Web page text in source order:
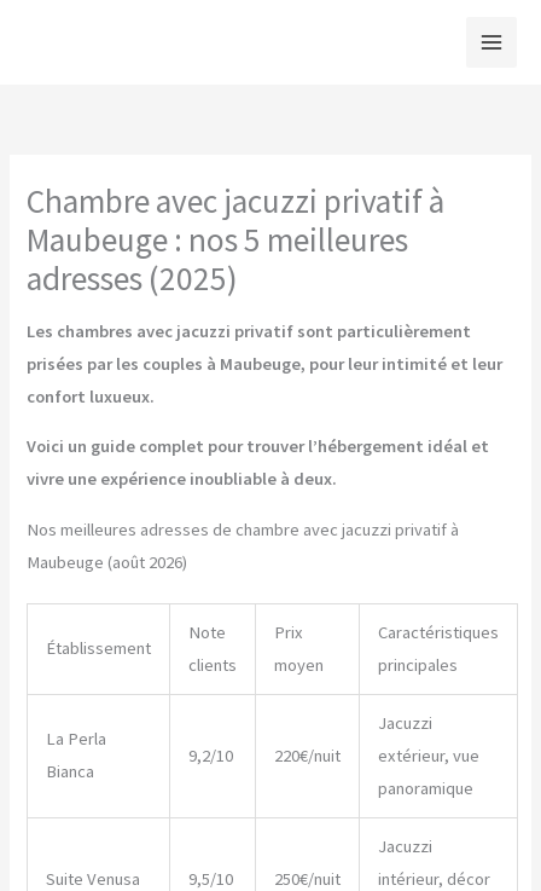
Chambre avec jacuzzi privatif à
Maubeuge : nos 5 meilleures
adresses (2025)
Les chambres avec jacuzzi privatif sont particulièrement
prisées par les couples à Maubeuge, pour leur intimité et leur
confort luxueux.
Voici un guide complet pour trouver l’hébergement idéal et
vivre une expérience inoubliable à deux.
Nos meilleures adresses de chambre avec jacuzzi privatif à
Maubeuge (août 2026)
Établissement
Note
clients
Prix
moyen
Caractéristiques
principales
La Perla
Bianca
9,2/10 220€/nuit
Jacuzzi
extérieur, vue
panoramique
Suite Venusa 9,5/10 250€/nuit
Jacuzzi
intérieur, décor